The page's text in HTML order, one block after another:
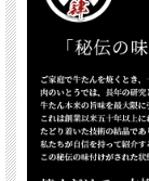
交換期限はたっぷり
※着日指定をご希望の
お選びいただける商品
・仙台牛サーロイン
・仙台牛カルビ
・仙台牛すきやきしゃ
・仙台牛ローストビー
・仙台牛すき焼き煮